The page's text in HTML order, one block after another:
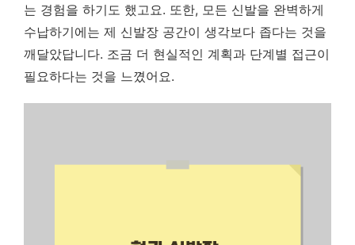
는 경험을 하기도 했고요. 또한, 모든 신발을 완벽하게
수납하기에는 제 신발장 공간이 생각보다 좁다는 것을
깨달았답니다. 조금 더 현실적인 계획과 단계별 접근이
필요하다는 것을 느꼈어요.